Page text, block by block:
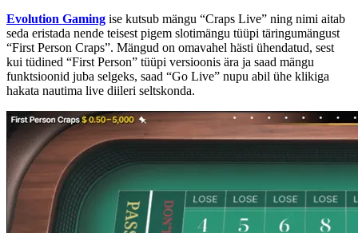
Evolution Gaming ise kutsub mängu “Craps Live” ning nimi aitab
seda eristada nende teisest pigem slotimängu tüüpi täringumängust
“First Person Craps”. Mängud on omavahel hästi ühendatud, sest
kui tüdined “First Person” tüüpi versioonis ära ja saad mängu
funktsioonid juba selgeks, saad “Go Live” nupu abil ühe klikiga
hakata nautima live diileri seltskonda.